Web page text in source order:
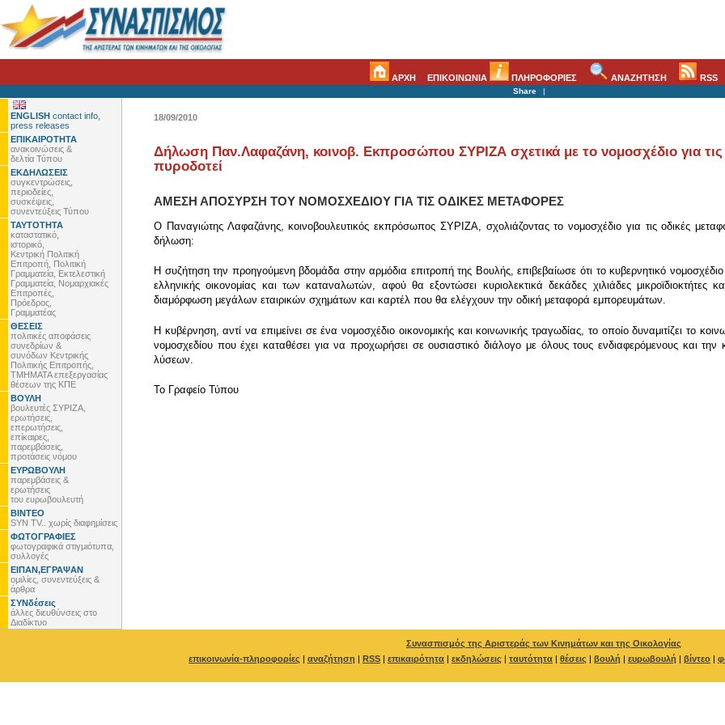
ΑΡΧΗ ΕΠΙΚΟΙΝΩΝΙΑ ΠΛΗΡΟΦΟΡΙΕΣ ΑΝΑΖΗΤΗΣΗ RSS
Share |
ENGLISH contact info,
press releases
ΕΠΙΚΑΙΡΟΤΗΤΑ
ανακοινώσεις &
δελτία Τύπου
ΕΚΔΗΛΩΣΕΙΣ
συγκεντρώσεις,
περιοδείες,
συσκέψεις,
συνεντεύξεις Τύπου
ΤΑΥΤΟΤΗΤΑ
καταστατικό,
ιστορικό,
Κεντρική Πολιτική
Επιτροπή, Πολιτική
Γραμματεία, Εκτελεστική
Γραμματεία, Νομαρχιακές
Επιτροπές,
Πρόεδρος,
Γραμματέας
ΘΕΣΕΙΣ
πολιτικές αποφάσεις
συνεδρίων &
συνόδων Κεντρικής
Πολιτικής Επιτροπής,
ΤΜΗΜΑΤΑ επεξεργασίας
θέσεων της ΚΠΕ
ΒΟΥΛΗ
βουλευτές ΣΥΡΙΖΑ,
ερωτήσεις,
επερωτήσεις,
επίκαιρες,
παρεμβάσεις,
προτάσεις νόμου
ΕΥΡΩΒΟΥΛΗ
παρεμβάσεις &
ερωτήσεις
του ευρωβουλευτή
ΒΙΝΤΕΟ
SYN TV.. χωρίς διαφημίσεις
ΦΩΤΟΓΡΑΦΙΕΣ
φωτογραφικά στιγμιότυπα,
συλλογές
ΕΙΠΑΝ,ΕΓΡΑΨΑΝ
ομιλίες, συνεντεύξεις &
άρθρα
ΣΥΝδέσεις
άλλες διευθύνσεις στο
Διαδίκτυο
18/09/2010
Δήλωση Παν.Λαφαζάνη, κοινοβ. Εκπροσώπου ΣΥΡΙΖΑ σχετικά με το νομοσχέδιο για τις
πυροδοτεί
ΑΜΕΣΗ ΑΠΟΣΥΡΣΗ ΤΟΥ ΝΟΜΟΣΧΕΔΙΟΥ ΓΙΑ ΤΙΣ ΟΔΙΚΕΣ ΜΕΤΑΦΟΡΕΣ
Ο Παναγιώτης Λαφαζάνης, κοινοβουλευτικός εκπρόσωπος ΣΥΡΙΖΑ, σχολιάζοντας το νομοσχέδιο για τις οδικές
δήλωση:
Η συζήτηση την προηγούμενη βδομάδα στην αρμόδια επιτροπή της Βουλής, επιβεβαίωσε ότι το κυβερνητικό
ελληνικής οικονομίας και των καταναλωτών, αφού θα εξοντώσει κυριολεκτικά δεκάδες χιλιάδες
διαμόρφωση μεγάλων εταιρικών σχημάτων και καρτέλ που θα ελέγχουν την οδική μεταφορά εμπορευμάτων.
Η κυβέρνηση, αντί να επιμείνει σε ένα νομοσχέδιο οικονομικής και κοινωνικής τραγωδίας, το οποίο δυναμιτίζει το
νομοσχεδίου που έχει καταθέσει για να προχωρήσει σε ουσιαστικό διάλογο με όλους τους ενδιαφερόμενους και
λύσεων.
To Γραφείο Τύπου
Συνασπισμός της Αριστεράς των Κινημάτων και της Οικολογίας
επικοινωνία-πληροφορίες | αναζήτηση | RSS | επικαιρότητα | εκδηλώσεις | ταυτότητα | θέσεις | βουλή | ευρωβουλή | βίντεο |